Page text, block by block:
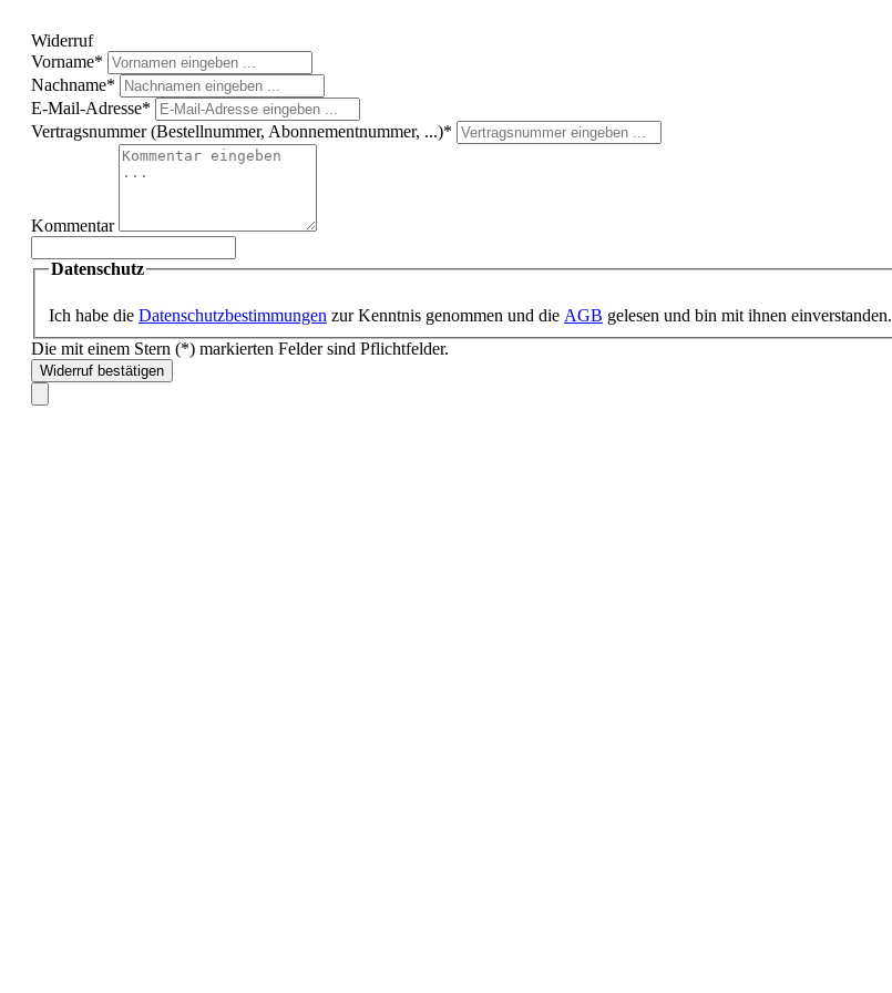
Widerruf
Vorname*
Nachname*
E-Mail-Adresse*
Vertragsnummer (Bestellnummer, Abonnementnummer, ...)*
Kommentar
Datenschutz
Ich habe die Datenschutzbestimmungen zur Kenntnis genommen und die AGB gelesen und bin mit ihnen einverstanden.
Die mit einem Stern (*) markierten Felder sind Pflichtfelder.
Widerruf bestätigen